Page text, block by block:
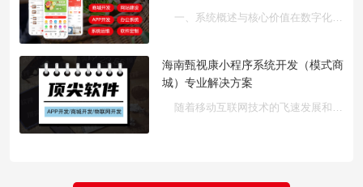
用户运营指南
一、系统概述与核心价值在数字化转型浪潮下，海南青蓝送水模式···
海南甄视康小程序系统开发（模式商
城）专业解决方案
随着移动互联网技术的飞速发展和新零售模式的广泛普及，传统商业···